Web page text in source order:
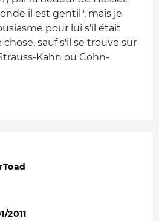
il est gentil", mais je
pour lui s'il était
sauf s'il se trouve sur
Kahn ou Cohn-
2011